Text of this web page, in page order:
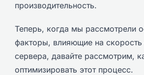
производительность.
Теперь, когда мы рассмотрели
факторы, влияющие на скорость
сервера, давайте рассмотрим,
оптимизировать этот процесс.